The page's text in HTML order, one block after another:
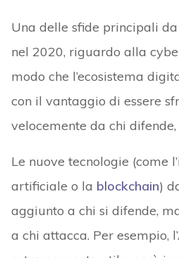
Una delle sfide principali
nel 2020, riguardo alla
modo che l’ecosistema
con il vantaggio di essere
velocemente da chi
Le nuove tecnologie (come
artificiale o la blockchain)
aggiunto a chi si difende,
a chi attacca. Per esempio,